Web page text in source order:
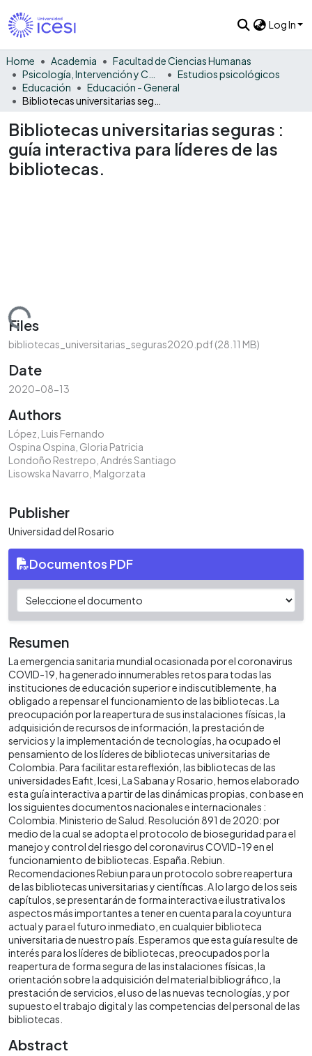
Log In
Home Academia
Facultad de Ciencias Humanas
Estudios psicológicos
Educación
Educación - General
Bibliotecas universitarias seguras :
guía interactiva para líderes de las
bibliotecas.
Files
bibliotecas_universitarias_seguras2020.pdf(28.11 MB)
Date
2020-08-13
Authors
López, Luis Fernando
Ospina Ospina, Gloria Patricia
Londoño Restrepo, Andrés Santiago
Lisowska Navarro, Malgorzata
Publisher
Universidad del Rosario
Documentos PDF
Resumen
La emergencia sanitaria mundial ocasionada por el coronavirus
COVID-19, ha generado innumerables retos para todas las
instituciones de educación superior e indiscutiblemente, ha
obligado a repensar el funcionamiento de las bibliotecas. La
preocupación por la reapertura de sus instalaciones físicas, la
adquisición de recursos de información, la prestación de
servicios y la implementación de tecnologías, ha ocupado el
pensamiento de los líderes de bibliotecas universitarias de
Colombia. Para facilitar esta reflexión, las bibliotecas de las
universidades Eafit, Icesi, La Sabana y Rosario, hemos elaborado
esta guía interactiva a partir de las dinámicas propias, con base en
los siguientes documentos nacionales e internacionales :
Colombia. Ministerio de Salud. Resolución 891 de 2020: por
medio de la cual se adopta el protocolo de bioseguridad para el
manejo y control del riesgo del coronavirus COVID-19 en el
funcionamiento de bibliotecas. España. Rebiun.
Recomendaciones Rebiun para un protocolo sobre reapertura
de las bibliotecas universitarias y científicas. A lo largo de los seis
capítulos, se presentarán de forma interactiva e ilustrativa los
aspectos más importantes a tener en cuenta para la coyuntura
actual y para el futuro inmediato, en cualquier biblioteca
universitaria de nuestro país. Esperamos que esta guía resulte de
interés para los líderes de bibliotecas, preocupados por la
reapertura de forma segura de las instalaciones físicas, la
orientación sobre la adquisición del material bibliográfico, la
prestación de servicios, el uso de las nuevas tecnologías, y por
supuesto el trabajo digital y las competencias del personal de las
bibliotecas.
Abstract